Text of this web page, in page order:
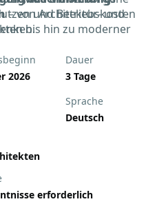
– von Architektur- und
bis hin zu moderner
und Betriebskosten
2026
Dauer
3 Tage
Sprache
Deutsch
erforderlich